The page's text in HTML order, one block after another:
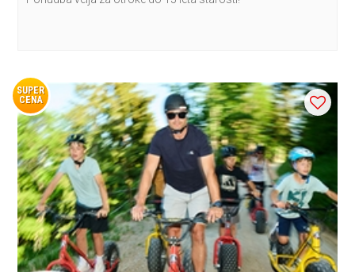
SUPER
CENA